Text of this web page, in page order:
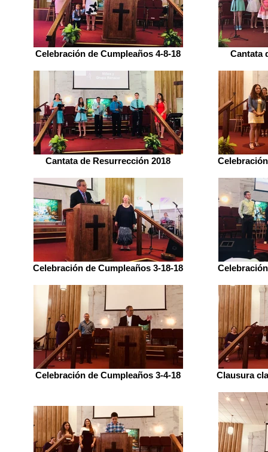
Celebración de Cumpleaños 4-8-18 Cantata
Cantata de Resurrección 2018
Celebración de Cumpleaños 3-18-18
Celebración de Cumpleaños 3-4-18 Clausura